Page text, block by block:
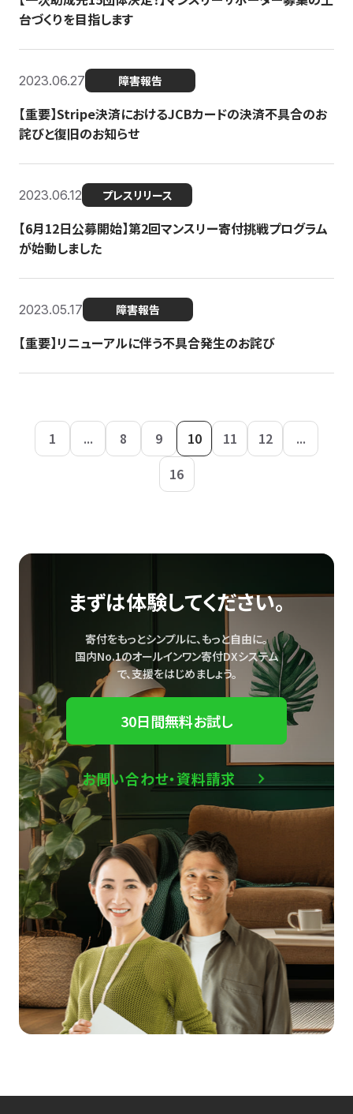
台づくりを目指します
2023.06.27 障害報告
【重要】Stripe決済におけるJCBカードの決済不具合のお
詫びと復旧のお知らせ
2023.06.12 プレスリリース
【6月12日公募開始】第2回マンスリー寄付挑戦プログラム
が始動しました
2023.05.17 障害報告
【重要】リニューアルに伴う不具合発生のお詫び
1 ... 8 9 10 11 12
...
16
まずは体験してください。
寄付をもっとシンプルに、もっと自由に。
国内No.1のオールインワン寄付DXシステム
で、支援をはじめましょう。
30日間無料お試し
お問い合わせ・資料請求